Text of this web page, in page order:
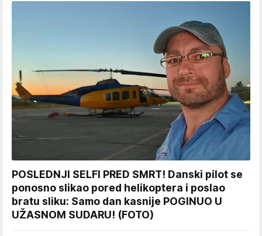
POSLEDNJI SELFI PRED SMRT! Danski pilot se
ponosno slikao pored helikoptera i poslao
bratu sliku: Samo dan kasnije POGINUO U
UŽASNOM SUDARU! (FOTO)